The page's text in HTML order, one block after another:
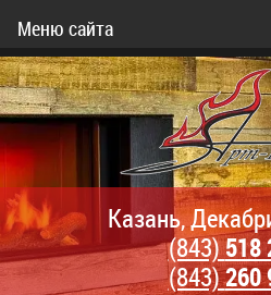
Меню сайта
Казань,
(843)518
(843)260